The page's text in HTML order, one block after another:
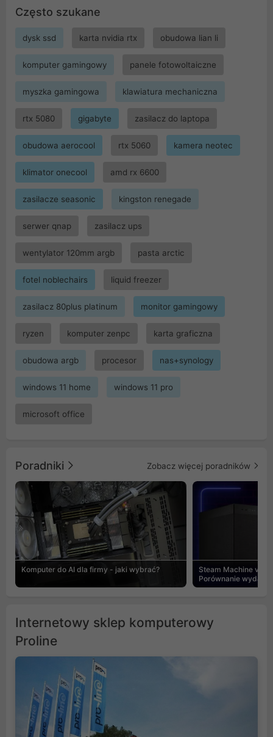
Często szukane
dysk ssd karta nvidia rtx obudowa lian li
komputer gamingowy panele fotowoltaiczne
myszka gamingowa klawiatura mechaniczna
rtx 5080 gigabyte zasilacz do laptopa
obudowa aerocool rtx 5060 kamera neotec
klimator onecool amd rx 6600
zasilacze seasonic kingston renegade
serwer qnap zasilacz ups
wentylator 120mm argb pasta arctic
fotel noblechairs liquid freezer
zasilacz 80plus platinum monitor gamingowy
ryzen komputer zenpc karta graficzna
obudowa argb procesor nas+synology
windows 11 home windows 11 pro
microsoft office
Poradniki Zobacz więcej poradników
Komputer do AI dla firmy - jaki wybrać?
Steam Machine vs
Porównanie
Internetowy sklep komputerowy
Proline